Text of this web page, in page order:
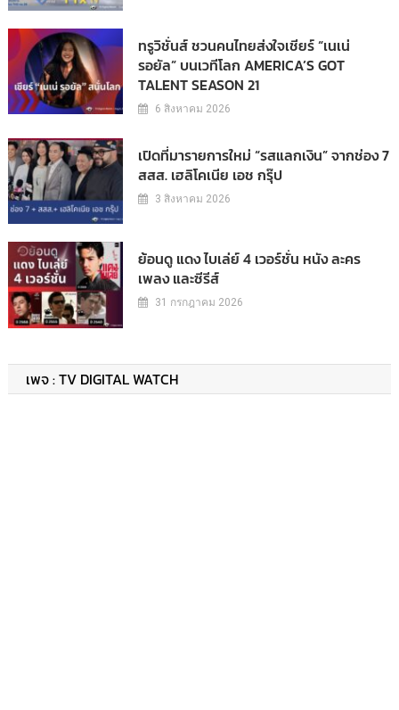
ทรูวิชั่นส์ ชวนคนไทยส่งใจเชียร์ “เนเน่
รอยัล” บนเวทีโลก AMERICA’S GOT
TALENT SEASON 21
6 สิงหาคม 2026
เปิดที่มารายการใหม่ “รสแลกเงิน” จากช่อง 7
สสส. เฮลิโคเนีย เอช กรุ๊ป
3 สิงหาคม 2026
ย้อนดู แดง ไบเล่ย์ 4 เวอร์ชั่น หนัง ละคร
เพลง และซีรีส์
31 กรกฎาคม 2026
เพจ : TV DIGITAL WATCH